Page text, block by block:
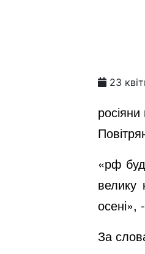
23
«рф
велику
осені»,
За